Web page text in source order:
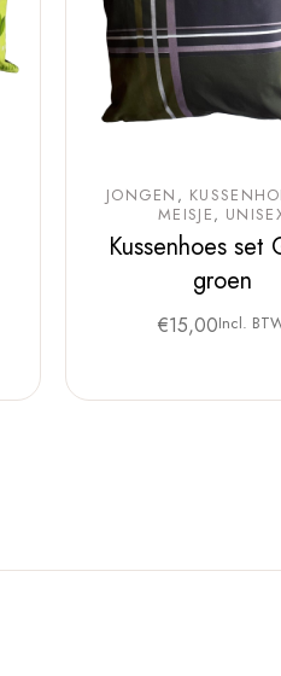
JONGEN
MEISJE
Kussenhoes set
groen
€15,00Incl.